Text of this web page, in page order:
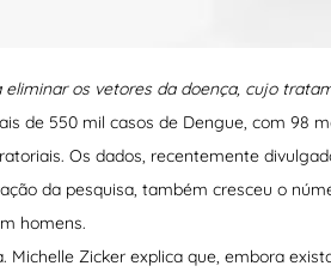
os vetores da doença, cujo
de 550 mil casos de Dengue, com 98
Os dados, recentemente
da pesquisa, também cresceu o
homens.
Michelle Zicker explica que, embora